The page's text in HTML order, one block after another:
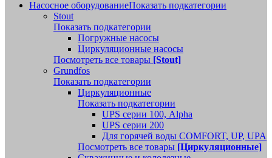
Насосное оборудованиеПоказать подкатегории
Stout
Показать подкатегории
Погружные насосы
Циркуляционные насосы
Посмотреть все товары [Stout]
Grundfos
Показать подкатегории
Циркуляционные
Показать подкатегории
UPS серии 100, Alpha
UPS серии 200
Для горячей воды COMFORT, UP, UPA
Посмотреть все товары [Циркуляционные]